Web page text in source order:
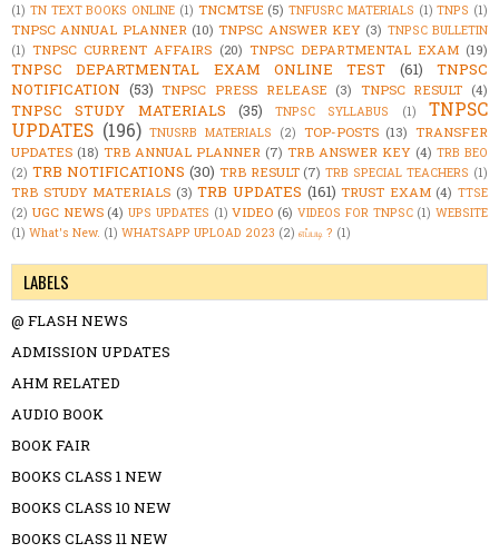
(1) TN TEXT BOOKS ONLINE (1) TNCMTSE (5) TNFUSRC MATERIALS (1) TNPS (1)
TNPSC ANNUAL PLANNER (10) TNPSC ANSWER KEY (3) TNPSC BULLETIN
(1) TNPSC CURRENT AFFAIRS (20) TNPSC DEPARTMENTAL EXAM (19)
TNPSC DEPARTMENTAL EXAM ONLINE TEST (61)
TNPSC
NOTIFICATION (53) TNPSC PRESS RELEASE (3) TNPSC RESULT (4)
TNPSC STUDY MATERIALS (35) TNPSC SYLLABUS (1)
TNPSC
UPDATES (196) TNUSRB MATERIALS (2) TOP-POSTS (13) TRANSFER
UPDATES (18) TRB ANNUAL PLANNER (7) TRB ANSWER KEY (4) TRB BEO
(2) TRB NOTIFICATIONS (30) TRB RESULT (7) TRB SPECIAL TEACHERS (1)
TRB STUDY MATERIALS (3) TRB UPDATES (161) TRUST EXAM (4) TTSE
(2) UGC NEWS (4) UPS UPDATES (1) VIDEO (6) VIDEOS FOR TNPSC (1) WEBSITE
(1) What's New. (1) WHATSAPP UPLOAD 2023 (2) எப்படி ? (1)
LABELS
@ FLASH NEWS
ADMISSION UPDATES
AHM RELATED
AUDIO BOOK
BOOK FAIR
BOOKS CLASS 1 NEW
BOOKS CLASS 10 NEW
BOOKS CLASS 11 NEW